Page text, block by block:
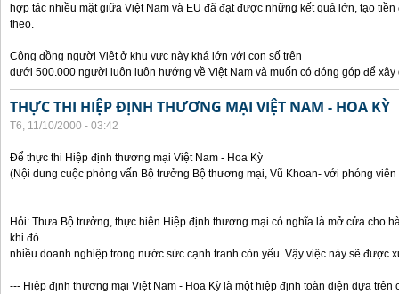
hợp tác nhiều mặt giữa Việt Nam và EU đã đạt được những kết quả lớn, tạo
theo.
Cộng đồng người Việt ở khu vực này khá lớn với con số trên
dưới 500.000 người luôn luôn hướng về Việt Nam và muốn có đóng góp để
THỰC THI HIỆP ĐỊNH THƯƠNG MẠI VIỆT NAM - HOA KỲ
T6, 11/10/2000 - 03:42
Để thực thi Hiệp định thương mại Việt Nam - Hoa Kỳ
(Nội dung cuộc phỏng vấn Bộ trưởng Bộ thương mại, Vũ Khoan- với phóng
Hỏi: Thưa Bộ trưởng, thực hiện Hiệp định thương mại có nghĩa là mở cửa cho
khi đó
nhiều doanh nghiệp trong nước sức cạnh tranh còn yếu. Vậy việc này sẽ được
--- Hiệp định thương mại Việt Nam - Hoa Kỳ là một hiệp định toàn diện dựa trên